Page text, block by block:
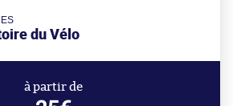
du Vélo
à partir de